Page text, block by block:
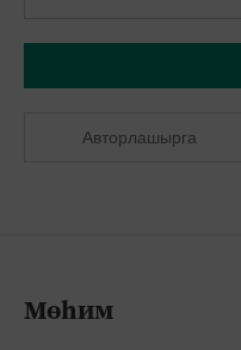
Авторлашырга
Мөһим